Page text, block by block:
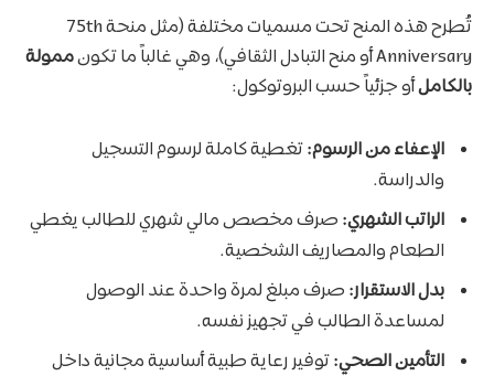
تُطرح هذه المنح تحت مسميات مختلفة (مثل منحة 75th
Anniversary أو منح التبادل الثقافي)، وهي غالباً ما تكون
ممولة
بالكاملأو جزئياً حسب البروتوكول:
الإعفاء من الرسوم:تغطية كاملة لرسوم التسجيل
والدراسة.
الراتب الشهري: صرف مخصص مالي شهري للطالب يغطي
الطعام والمصاريف الشخصية.
بدل الاستقرار: صرف مبلغ لمرة واحدة عند الوصول
لمساعدة الطالب في تجهيز نفسه.
التأمين الصحي:توفير رعاية طبية أساسية مجانية داخل